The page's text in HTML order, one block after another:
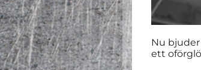
Nu
ett